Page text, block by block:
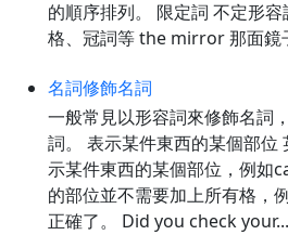
的順序排列。 限定詞 不定形
格、冠詞等 the mirror 那面鏡
名詞修飾名詞
一般常見以形容詞來修飾名詞
詞。 表示某件東西的某個部位
示某件東西的某個部位，例如
的部位並不需要加上所有格，
正確了。 Did you check your...